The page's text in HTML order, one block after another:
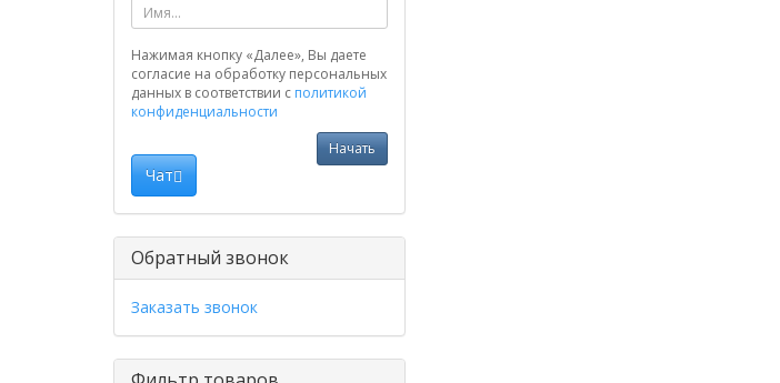
Нажимая кнопку «Далее», Вы даете
согласие на обработку персональных
данных в соответствии с политикой
конфиденциальности
Начать
Чат
Обратный звонок
Заказать звонок